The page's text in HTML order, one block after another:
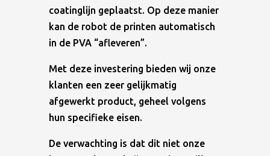
coatinglijn geplaatst. Op deze manier
kan de robot de printen automatisch
in de PVA “afleveren”.
Met deze investering bieden wij onze
klanten een zeer gelijkmatig
afgewerkt product, geheel volgens
hun specifieke eisen.
De verwachting is dat dit niet onze